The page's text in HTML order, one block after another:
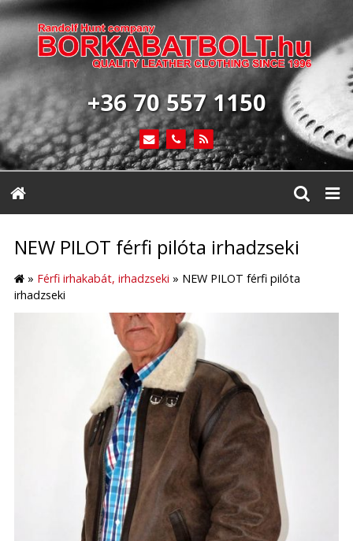
+36 70 557 1150
NEW PILOT férfi pilóta irhadzseki
» Férfi irhakabát, irhadzseki » NEW PILOT férfi pilóta
irhadzseki